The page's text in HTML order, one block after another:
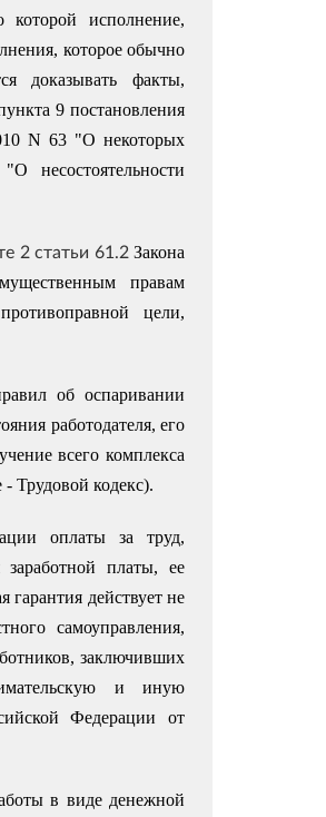
которой исполнение,
которое обычно
доказывать факты,
9 постановления
N 63 "О некоторых
несостоятельности
2 статьи 61.2 Закона
правам
цели,
об оспаривании
работодателя, его
всего комплекса
Трудовой кодекс).
оплаты за труд,
платы, ее
гарантия действует не
самоуправления,
заключивших
и иную
Федерации от
в виде денежной